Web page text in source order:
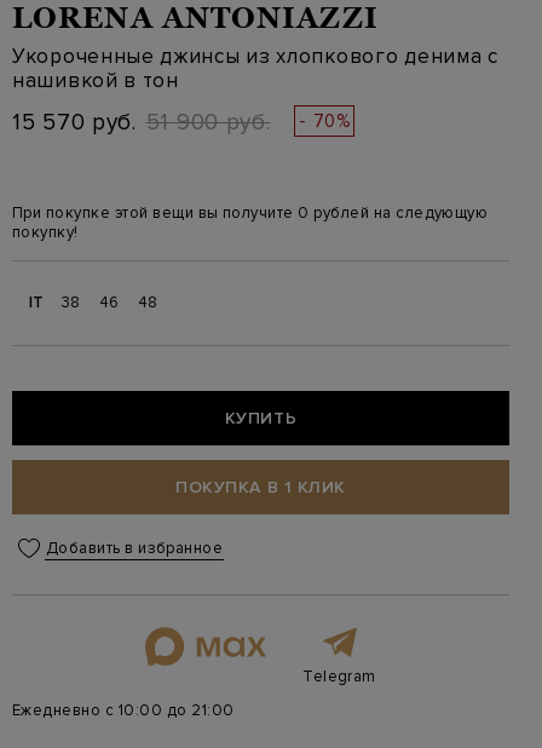
LORENA ANTONIAZZI
Укороченные джинсы из хлопкового денима с
нашивкой в тон
15 570 руб. 51 900 руб. - 70%
При покупке этой вещи вы получите 0 рублей на следующую
покупку!
IT 38 46 48
КУПИТЬ
ПОКУПКА В 1 КЛИК
Добавить в избранное
Telegram
Ежедневно с 10:00 до 21:00